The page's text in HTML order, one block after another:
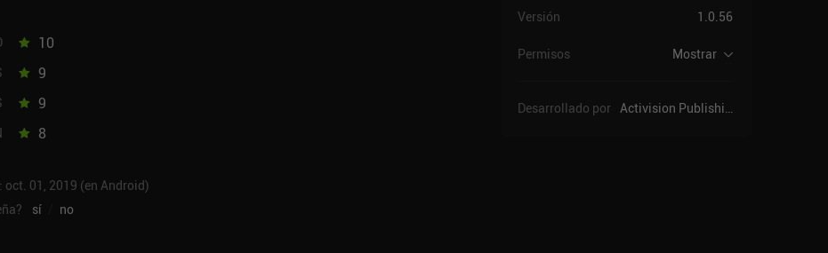
10
9
9
8
oct. 01, 2019 (en Android)
sí no
Versión 1.0.56
Permisos Mostrar
Desarrollado por Activision Publishing, Inc.